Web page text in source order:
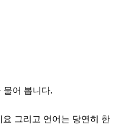
물어 봅니다.
그리고 언어는 당연히 한